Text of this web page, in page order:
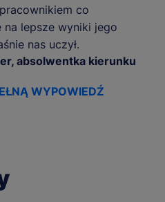
co
na lepsze wyniki jego
nas uczył.
absolwentka kierunku
WYPOWIEDŹ